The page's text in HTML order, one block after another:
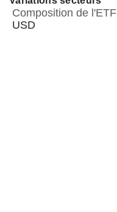
Composition de l'ETF
USD